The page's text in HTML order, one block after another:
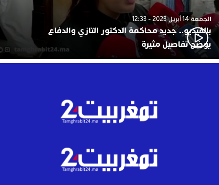
الجمعة 14 أبريل 2023 - 12:33
بالفيديو.. جديد محاكمة الدكتور التازي والدفاع
يوضح تفاصيل مثيرة